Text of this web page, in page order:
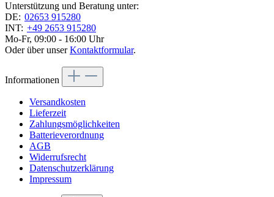
Unterstützung und Beratung unter:
DE: 02653 915280
INT: +49 2653 915280
Mo-Fr, 09:00 - 16:00 Uhr
Oder über unserKontaktformular.
Informationen
Versandkosten
Lieferzeit
Zahlungsmöglichkeiten
Batterieverordnung
AGB
Widerrufsrecht
Datenschutzerklärung
Impressum